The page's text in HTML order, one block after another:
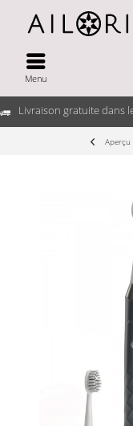
Livraison gratuite dans
Menu
Aperçu